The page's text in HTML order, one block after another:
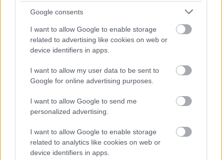
Google consents
I want to allow Google to enable storage
related to advertising like cookies on web or
device identifiers in apps.
I want to allow my user data to be sent to
Google for online advertising purposes.
I want to allow Google to send me
personalized advertising.
I want to allow Google to enable storage
related to analytics like cookies on web or
device identifiers in apps.